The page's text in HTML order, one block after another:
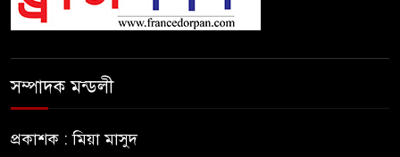
প্রধানমন্ত্রী তারেক রহমান -এম আলী
সম্পাদক মন্ডলী
প্রকাশক : মিয়া মাসুদ